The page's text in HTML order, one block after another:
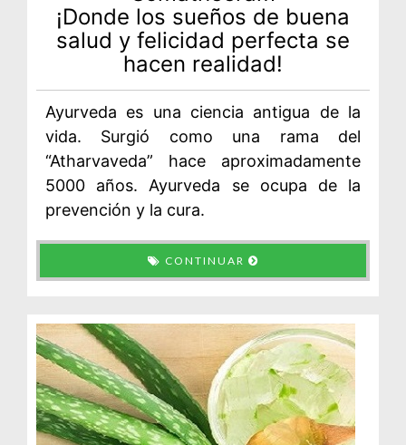
¡Donde los sueños de buena
salud y felicidad perfecta se
hacen realidad!
Ayurveda es una ciencia antigua de la
vida. Surgió como una rama del
“Atharvaveda” hace aproximadamente
5000 años. Ayurveda se ocupa de la
prevención y la cura.
CONTINUAR